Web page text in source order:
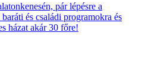
pár lépésre a
és családi programokra és
házat akár 30 főre!